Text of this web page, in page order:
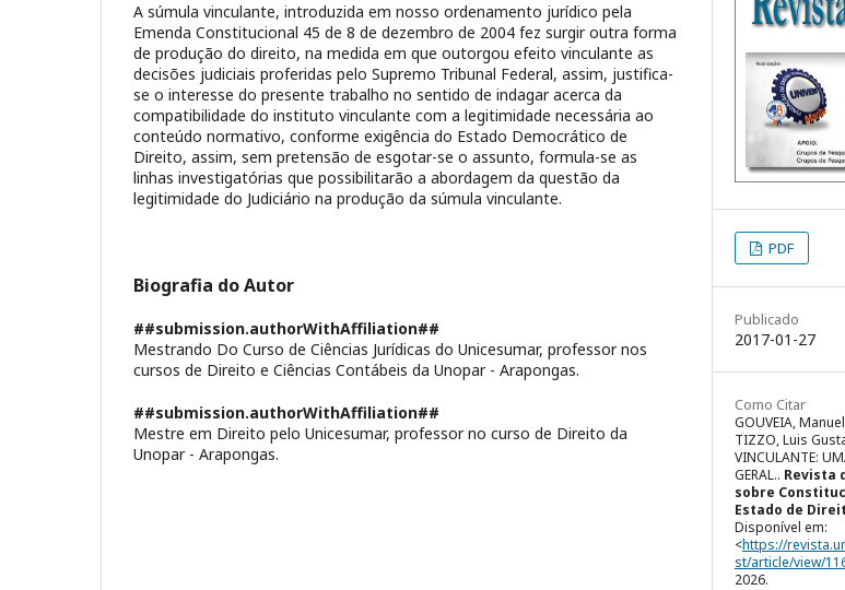
A súmula vinculante, introduzida em nosso ordenamento jurídico pela
Emenda Constitucional 45 de 8 de dezembro de 2004 fez surgir outra forma
de produção do direito, na medida em que outorgou efeito vinculante as
decisões judiciais proferidas pelo Supremo Tribunal Federal, assim, justifica-
se o interesse do presente trabalho no sentido de indagar acerca da
compatibilidade do instituto vinculante com a legitimidade necessária ao
conteúdo normativo, conforme exigência do Estado Democrático de
Direito, assim, sem pretensão de esgotar-se o assunto, formula-se as
linhas investigatórias que possibilitarão a abordagem da questão da
legitimidade do Judiciário na produção da súmula vinculante.
Biografia do Autor
##submission.authorWithAffiliation##
Mestrando Do Curso de Ciências Jurídicas do Unicesumar, professor nos
cursos de Direito e Ciências Contábeis da Unopar - Arapongas.
##submission.authorWithAffiliation##
Mestre em Direito pelo Unicesumar, professor no curso de Direito da
Unopar - Arapongas.
PDF
Publicado
2017-01-27
Como Citar
GOUVEIA,
TIZZO, Luis
VINCULANTE:
GERAL.. Revista
sobre
Estado de
Disponível em:
<https://
st/article/view/
2026.